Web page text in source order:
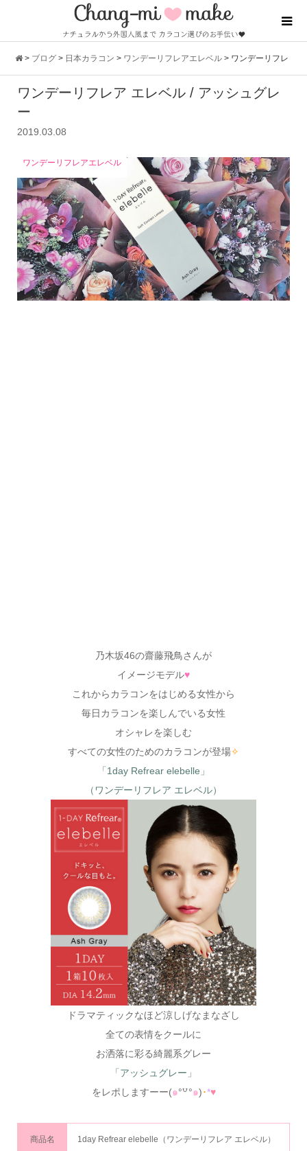
> ブログ > 日本カラコン > ワンデーリフレアエレベル > ワンデーリフレ
ア エレベル / アッシュグレー
ワンデーリフレア エレベル / アッシュグレ
ー
2019.03.08
ワンデーリフレアエレベル
乃木坂46の齋藤飛鳥さんが
イメージモデル♥
これからカラコンをはじめる女性から
毎日カラコンを楽しんでいる女性
オシャレを楽しむ
すべての女性のためのカラコンが登場✧
「1day Refrear elebelle」
（ワンデーリフレア エレベル）
ドラマティックなほど涼しげなまなざし
全ての表情をクールに
お洒落に彩る綺麗系グレー
「アッシュグレー」
をレポしますーー(๑°꒵°๑)･*♥
商品名
1day Refrear elebelle（ワンデーリフレア エレベル）